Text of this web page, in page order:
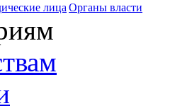
лица Органы власти